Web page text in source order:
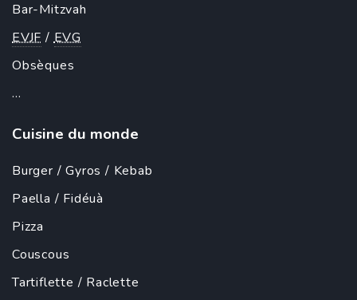
Bar-Mitzvah
EVJF /EVG
Obsèques
...
Cuisine du monde
Burger /Gyros / Kebab
Paella / Fidéuà
Pizza
Couscous
Tartiflette / Raclette